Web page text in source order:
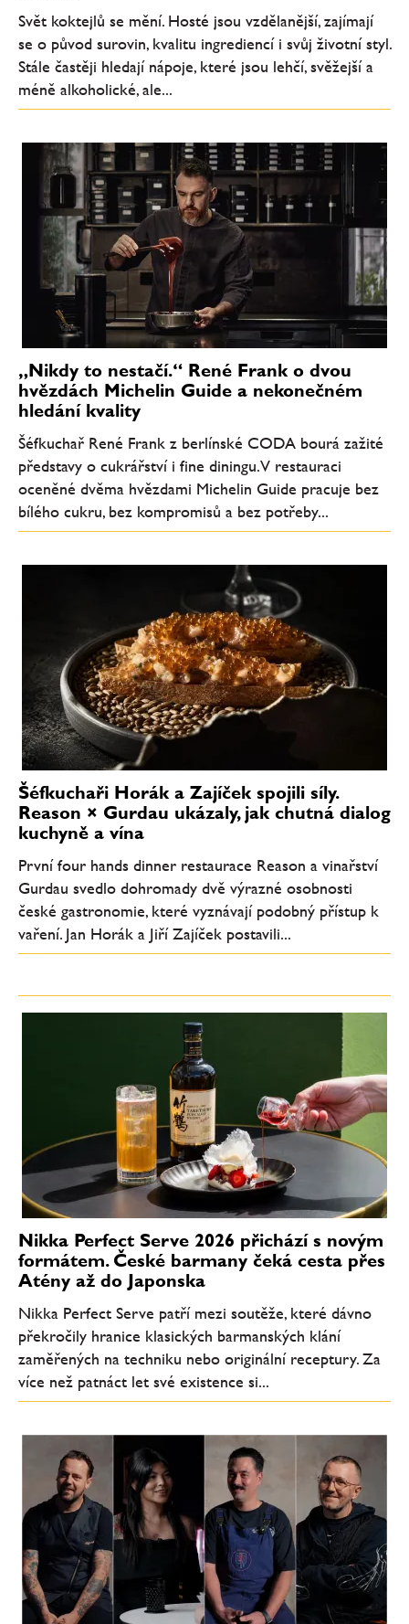
Svět koktejlů se mění. Hosté jsou vzdělanější, zajímají
se o původ surovin, kvalitu ingrediencí i svůj životní styl.
Stále častěji hledají nápoje, které jsou lehčí, svěžejší a
méně alkoholické, ale...
„Nikdy to nestačí.“ René Frank o dvou
hvězdách Michelin Guide a nekonečném
hledání kvality
Šéfkuchař René Frank z berlínské CODA bourá zažité
představy o cukrářství i fine diningu. V restauraci
oceněné dvěma hvězdami Michelin Guide pracuje bez
bílého cukru, bez kompromisů a bez potřeby...
Šéfkuchaři Horák a Zajíček spojili síly.
Reason × Gurdau ukázaly, jak chutná dialog
kuchyně a vína
První four hands dinner restaurace Reason a vinařství
Gurdau svedlo dohromady dvě výrazné osobnosti
české gastronomie, které vyznávají podobný přístup k
vaření. Jan Horák a Jiří Zajíček postavili...
Nikka Perfect Serve 2026 přichází s novým
formátem. České barmany čeká cesta přes
Atény až do Japonska
Nikka Perfect Serve patří mezi soutěže, které dávno
překročily hranice klasických barmanských klání
zaměřených na techniku nebo originální receptury. Za
více než patnáct let své existence si...